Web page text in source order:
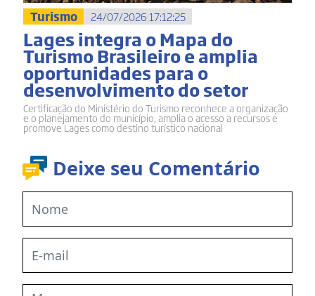
Deixe seu Comentário
Turismo 24/07/2026 17:12:25
Lages integra o Mapa do
Turismo Brasileiro e amplia
oportunidades para o
desenvolvimento do setor
Certificação do Ministério do Turismo reconhece a organização
e o planejamento do município, amplia o acesso a recursos e
promove Lages como destino turístico nacional